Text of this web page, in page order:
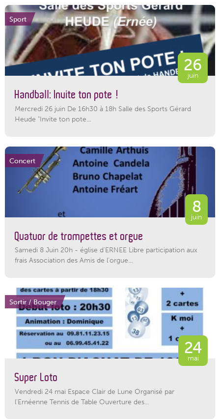
Sport
26
juin
Handball: Invite ton pote !
Mercredi 26 juin De 16h30 à 18h Salle des Sports Gérard
Heude "Invite ton pote...
Concert
8
juin
Quatuor de trompettes et orgue
Samedi 8 Juin 20h - église d’ERNEE Libre participation aux
frais Association des Amis de l’orgue...
Sortir / Bouger
24
mai
Super Loto
Vendredi 24 mai Espace Clair de Lune Organisé par
l'Ernéenne Tennis de Table Ouverture des...